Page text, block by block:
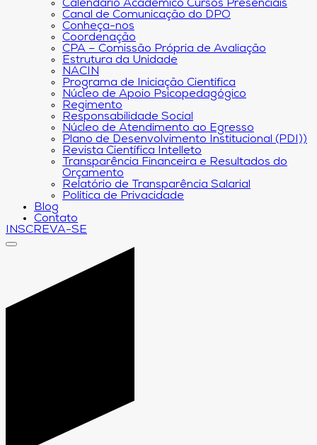
Calendário Acadêmico Cursos Presenciais
Canal de Comunicação do DPO
Conheça-nos
Coordenação
CPA – Comissão Própria de Avaliação
Estrutura da Unidade
NACIN
Programa de Iniciação Científica
Núcleo de Apoio Psicopedagógico
Regimento
Responsabilidade Social
Núcleo de Atendimento ao Egresso
Plano de Desenvolvimento Institucional (PDI))
Revista Científica Intelleto
Transparência Financeira e Resultados do
Orçamento
Relatório de Transparência Salarial
Política de Privacidade
Blog
Contato
INSCREVA-SE